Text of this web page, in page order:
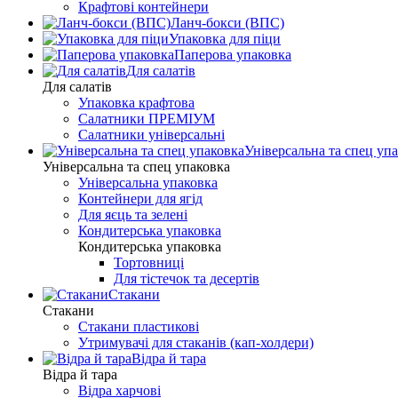
Крафтові контейнери
Ланч-бокси (ВПС)
Упаковка для піци
Паперова упаковка
Для салатів
Для салатів
Упаковка крафтова
Салатники ПРЕМІУМ
Салатники універсальні
Універсальна та спец
Універсальна та спец упаковка
Універсальна упаковка
Контейнери для ягід
Для яєць та зелені
Кондитерська упаковка
Кондитерська упаковка
Тортовниці
Для тістечок та десертів
Стакани
Стакани
Стакани пластикові
Утримувачі для стаканів (кап-холдери)
Відра й тара
Відра й тара
Відра харчові